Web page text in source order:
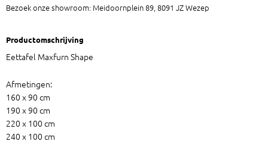
Bezoek onze showroom: Meidoornplein 89, 8091 JZ Wezep
Productomschrijving
Eettafel Maxfurn Shape
Afmetingen:
160 x 90 cm
190 x 90 cm
220 x 100 cm
240 x 100 cm